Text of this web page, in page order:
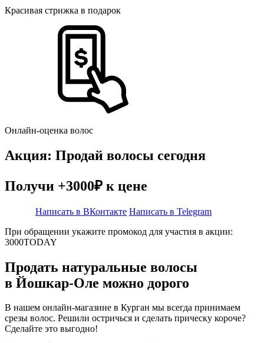
Красивая стрижка в подарок
Онлайн-оценка волос
Акция: Продай волосы сегодня
Получи +3000₽ к цене
Написать в ВКонтакте Написать в Telegram
При обращении укажите промокод для участия в акции:
3000TODAY
Продать натуральные волосы
в Йошкар-Оле можно дорого
В нашем онлайн-магазине в Курган мы всегда принимаем
срезы волос. Решили остричься и сделать прическу короче?
Сделайте это выгодно!